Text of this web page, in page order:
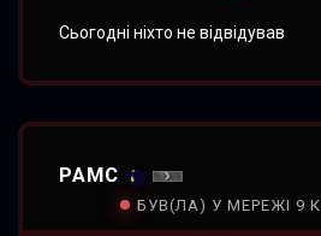
Сьогодні ніхто не відвідував
PAMC
БУВ(ЛА) У МЕРЕЖІ 9